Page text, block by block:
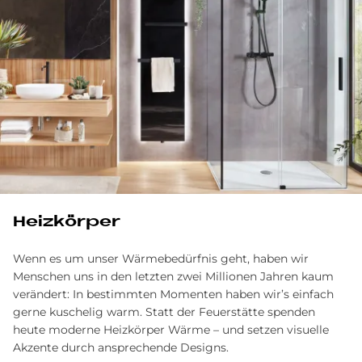
Heizkörper
Wenn es um unser Wärmebedürfnis geht, haben wir
Menschen uns in den letzten zwei Millionen Jahren kaum
verändert: In bestimmten Momenten haben wir’s einfach
gerne kuschelig warm. Statt der Feuerstätte spenden
heute moderne Heizkörper Wärme – und setzen visuelle
Akzente durch ansprechende Designs.